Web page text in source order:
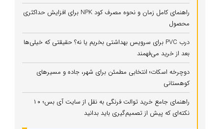
راهنمای کامل زمان و نحوه مصرف کود NPK برای افزایش حداکثری
محصول
درب PVC برای سرویس بهداشتی بخریم یا نه؟ حقیقتی که خیلی‌ها
بعد از خرید می‌فهمند
دوچرخه اسکات؛ انتخابی مطمئن برای شهر، جاده و مسیرهای
کوهستانی
راهنمای جامع خرید توالت فرنگی به نقل از سایت آی بس؛ ۱۰
نکته‌ای که پیش از تصمیم‌گیری باید بدانید